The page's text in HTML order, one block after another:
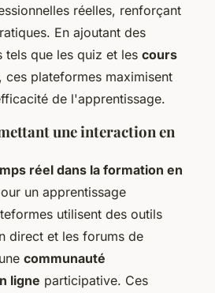
réelles, renforçant
En ajoutant des
tels que les quiz et les cours
ces plateformes maximisent
de l'apprentissage.
une interaction en
réel dans la formation en
un apprentissage
utilisent des outils
direct et les forums de
communauté
ligne participative. Ces